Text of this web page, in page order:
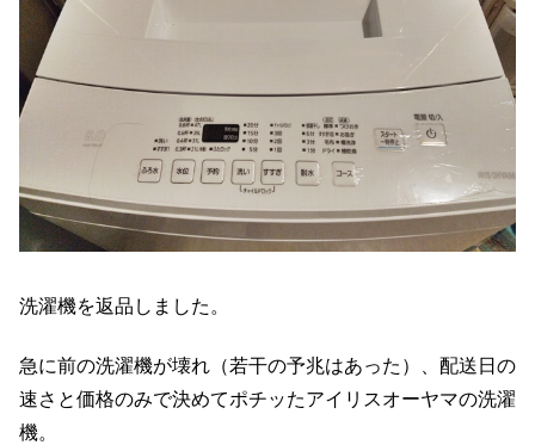
洗濯機を返品しました。
急に前の洗濯機が壊れ（若干の予兆はあった）、配送日の
速さと価格のみで決めてポチッたアイリスオーヤマの洗濯
機。